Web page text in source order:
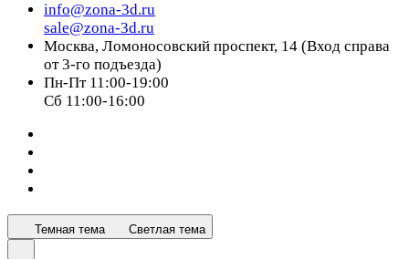
info@zona-3d.ru
sale@zona-3d.ru
Москва, Ломоносовский проспект, 14 (Вход справа
от 3-го подъезда)
Пн-Пт 11:00-19:00
Сб 11:00-16:00
Темная тема Светлая тема